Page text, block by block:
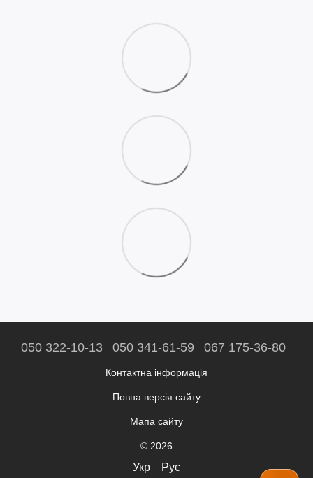
050 322-10-13 050 341-61-59 067 175-36-80
Контактна інформація
Повна версія сайту
Мапа сайту
© 2026
Укр Рус